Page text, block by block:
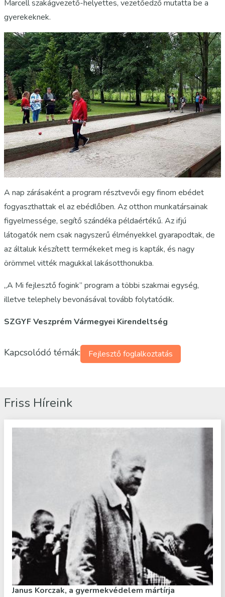
Marcell szakágvezető-helyettes, vezetőedző mutatta be a
gyerekeknek.
A nap zárásaként a program résztvevői egy finom ebédet
fogyaszthattak el az ebédlőben. Az otthon munkatársainak
figyelmessége, segítő szándéka példaértékű. Az ifjú
látogatók nem csak nagyszerű élményekkel gyarapodtak, de
az általuk készített termékeket meg is kapták, és nagy
örömmel vitték magukkal lakásotthonukba.
„A Mi fejlesztő fogink” program a többi szakmai egység,
illetve telephely bevonásával tovább folytatódik.
SZGYF Veszprém Vármegyei Kirendeltség
Kapcsolódó témák: Fejlesztő foglalkoztatás
Friss Híreink
Janus Korczak, a gyermekvédelem mártírja